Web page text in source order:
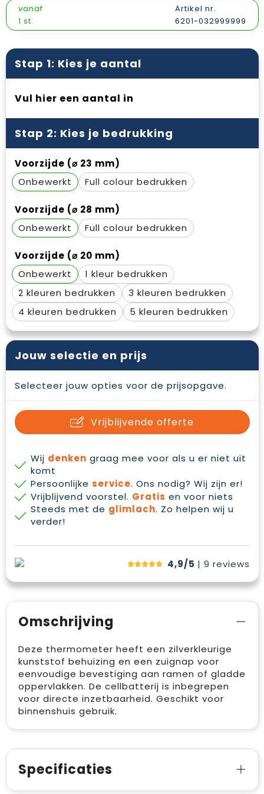
Gilets
Spellen voor binnen en buiten
Sport
Promotietassen
Reistassen
Schoudertassen
Sporttassen
Strandtassen
Tablettassen
Toilettassen
Waterbestendige tassen
Duffeltassen
Goodiebags
Draagtassen
Reflecterende vesten
Regenkleding
Sweaters
T-Shirts
Veiligheidssignalering en Verlichting
Veiligheidsvesten en Veiligheidshesjes
Gehoorbescherming
Oog- en gelaatsbescherming
Restauranttextiel
Hoofdbescherming
E.H.B.O.
Ademhalingsbescherming
vanaf
1 st.
Artikel nr.
6201-032999999
Stap 1: Kies je aantal
Vul hier een aantal in
Stap 2: Kies je bedrukking
Voorzijde (⌀ 23 mm)
Onbewerkt
Full colour
Voorzijde (⌀ 28 mm)
Onbewerkt
Full colour
Voorzijde (⌀ 20 mm)
Onbewerkt
1
2
3
4
5
Jouw selectie en prijs
Selecteer jouw opties voor de prijsopgave.
Vrijblijvende offerte
Wij denken graag mee voor als u er niet uit
komt
Persoonlijke service. Ons nodig? Wij zijn er!
Vrijblijvend voorstel. Gratis en voor niets
Steeds met de glimlach. Zo helpen wij u
verder!
4,9/5 | 9 reviews
Omschrijving
Deze thermometer heeft een zilverkleurige
kunststof behuizing en een zuignap voor
eenvoudige bevestiging aan ramen of gladde
oppervlakken. De cellbatterij is inbegrepen
voor directe inzetbaarheid. Geschikt voor
binnenshuis gebruik.
Specificaties